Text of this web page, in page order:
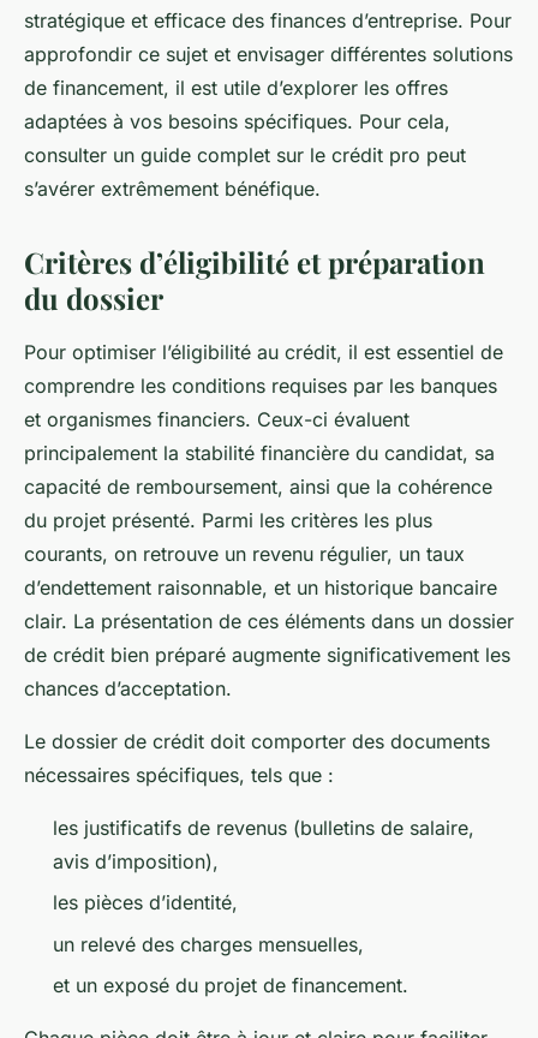
stratégique et efficace des finances d’entreprise. Pour
approfondir ce sujet et envisager différentes solutions
de financement, il est utile d’explorer les offres
adaptées à vos besoins spécifiques. Pour cela,
consulter un guide complet sur le crédit pro peut
s’avérer extrêmement bénéfique.
Critères d’éligibilité et préparation
du dossier
Pour optimiser l’éligibilité au crédit, il est essentiel de
comprendre les conditions requises par les banques
et organismes financiers. Ceux-ci évaluent
principalement la stabilité financière du candidat, sa
capacité de remboursement, ainsi que la cohérence
du projet présenté. Parmi les critères les plus
courants, on retrouve un revenu régulier, un taux
d’endettement raisonnable, et un historique bancaire
clair. La présentation de ces éléments dans un dossier
de crédit bien préparé augmente significativement les
chances d’acceptation.
Le dossier de crédit doit comporter des documents
nécessaires spécifiques, tels que :
les justificatifs de revenus (bulletins de salaire,
avis d’imposition),
les pièces d’identité,
un relevé des charges mensuelles,
et un exposé du projet de financement.